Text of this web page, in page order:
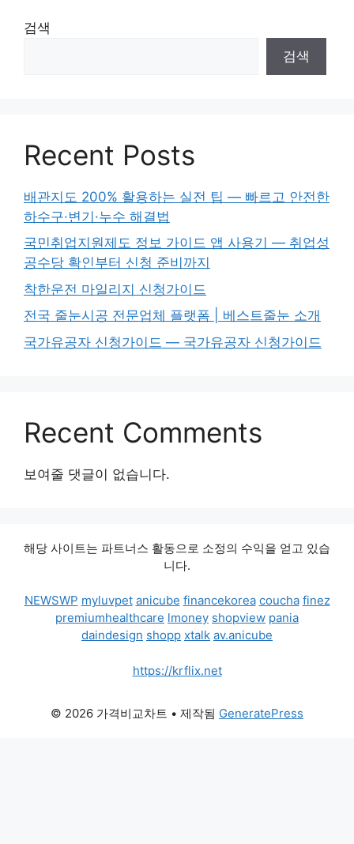
검색
검색
Recent Posts
배관지도 200% 활용하는 실전 팁 — 빠르고 안전한
하수구·변기·누수 해결법
국민취업지원제도 정보 가이드 앱 사용기 — 취업성
공수당 확인부터 신청 준비까지
착한운전 마일리지 신청가이드
전국 줄눈시공 전문업체 플랫폼 | 베스트줄눈 소개
국가유공자 신청가이드 — 국가유공자 신청가이드
Recent Comments
보여줄 댓글이 없습니다.
해당 사이트는 파트너스 활동으로 소정의 수익을 얻고 있습
니다.
NEWSWP myluvpet anicube financekorea coucha finez
premiumhealthcare lmoney shopview pania
daindesign shopp xtalk av.anicube
https://krflix.net
© 2026 가격비교차트 • 제작됨 GeneratePress